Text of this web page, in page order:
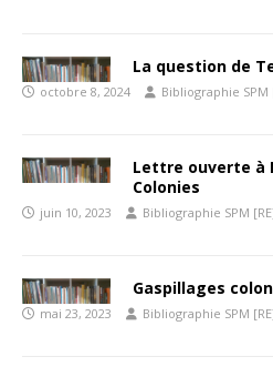
La question de
octobre 8, 2024 Bibliographie SPM
Lettre ouverte à
Colonies
juin 10, 2023 Bibliographie SPM
Gaspillages
mai 23, 2023 Bibliographie SPM